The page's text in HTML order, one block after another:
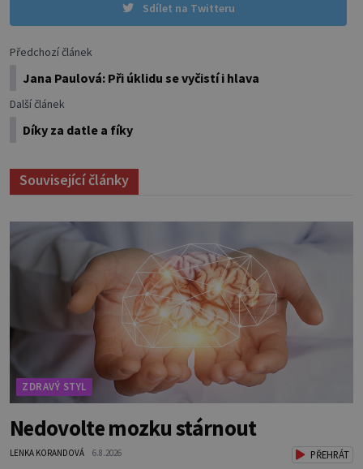
Sdílet na Twitteru
Předchozí článek
Jana Paulová: Při úklidu se vyčistí i hlava
Další článek
Díky za datle a fíky
Související články
ZDRAVÝ STYL
Nedovolte mozku stárnout
LENKA KORANDOVÁ 6.8.2026 PŘEHRÁT